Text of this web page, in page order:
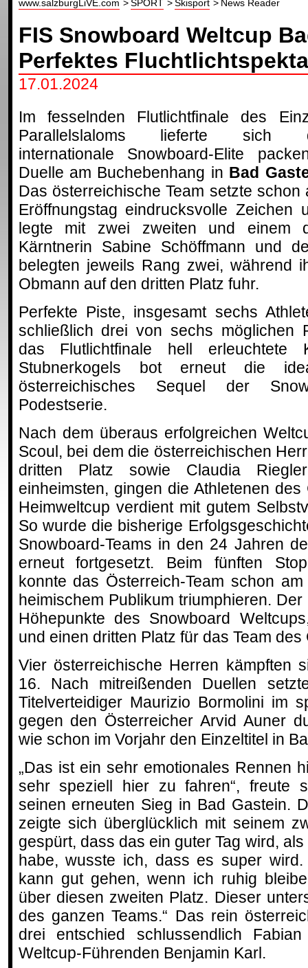
www.salzburgLiVE.com SPORT Skisport News Reader
FIS Snowboard Weltcup
Perfektes
17.01.2024
Im fesselnden Flutlichtfinale des
Parallelslaloms lieferte sich
internationale Snowboard-Elite
Duelle am Buchebenhang in Bad
Das österreichische Team setzte schon
Eröffnungstag eindrucksvolle Zeichen
legte mit zwei zweiten und einem
Kärntnerin Sabine Schöffmann und
belegten jeweils Rang zwei, während
Obmann auf den dritten Platz fuhr.
Perfekte Piste, insgesamt sechs
schließlich drei von sechs möglichen
das Flutlichtfinale hell
Stubnerkogels bot erneut die
österreichisches Sequel der
Podestserie.
Nach dem überaus erfolgreichen
Scoul, bei dem die österreichischen
dritten Platz sowie Claudia
einheimsten, gingen die Athletenen
Heimweltcup verdient mit gutem
So wurde die bisherige
Snowboard-Teams in den 24 Jahren
erneut fortgesetzt. Beim fünften
konnte das Österreich-Team schon
heimischem Publikum triumphieren.
Höhepunkte des Snowboard
und einen dritten Platz für das Team
Vier österreichische Herren kämpften
16. Nach mitreißenden Duellen
Titelverteidiger Maurizio Bormolini im
gegen den Österreicher Arvid Auner
wie schon im Vorjahr den Einzeltitel in
„Das ist ein sehr emotionales Rennen
sehr speziell hier zu fahren“, freute
seinen erneuten Sieg in Bad Gastein.
zeigte sich überglücklich mit seinem
gespürt, dass das ein guter Tag wird,
habe, wusste ich, dass es super
kann gut gehen, wenn ich ruhig
über diesen zweiten Platz. Dieser
des ganzen Teams.“ Das rein
drei entschied schlussendlich
Weltcup-Führenden Benjamin Karl.